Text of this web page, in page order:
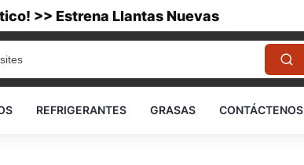
>> Estrena Llantas Nuevas
REFRIGERANTES GRASAS CONTÁCTENOS